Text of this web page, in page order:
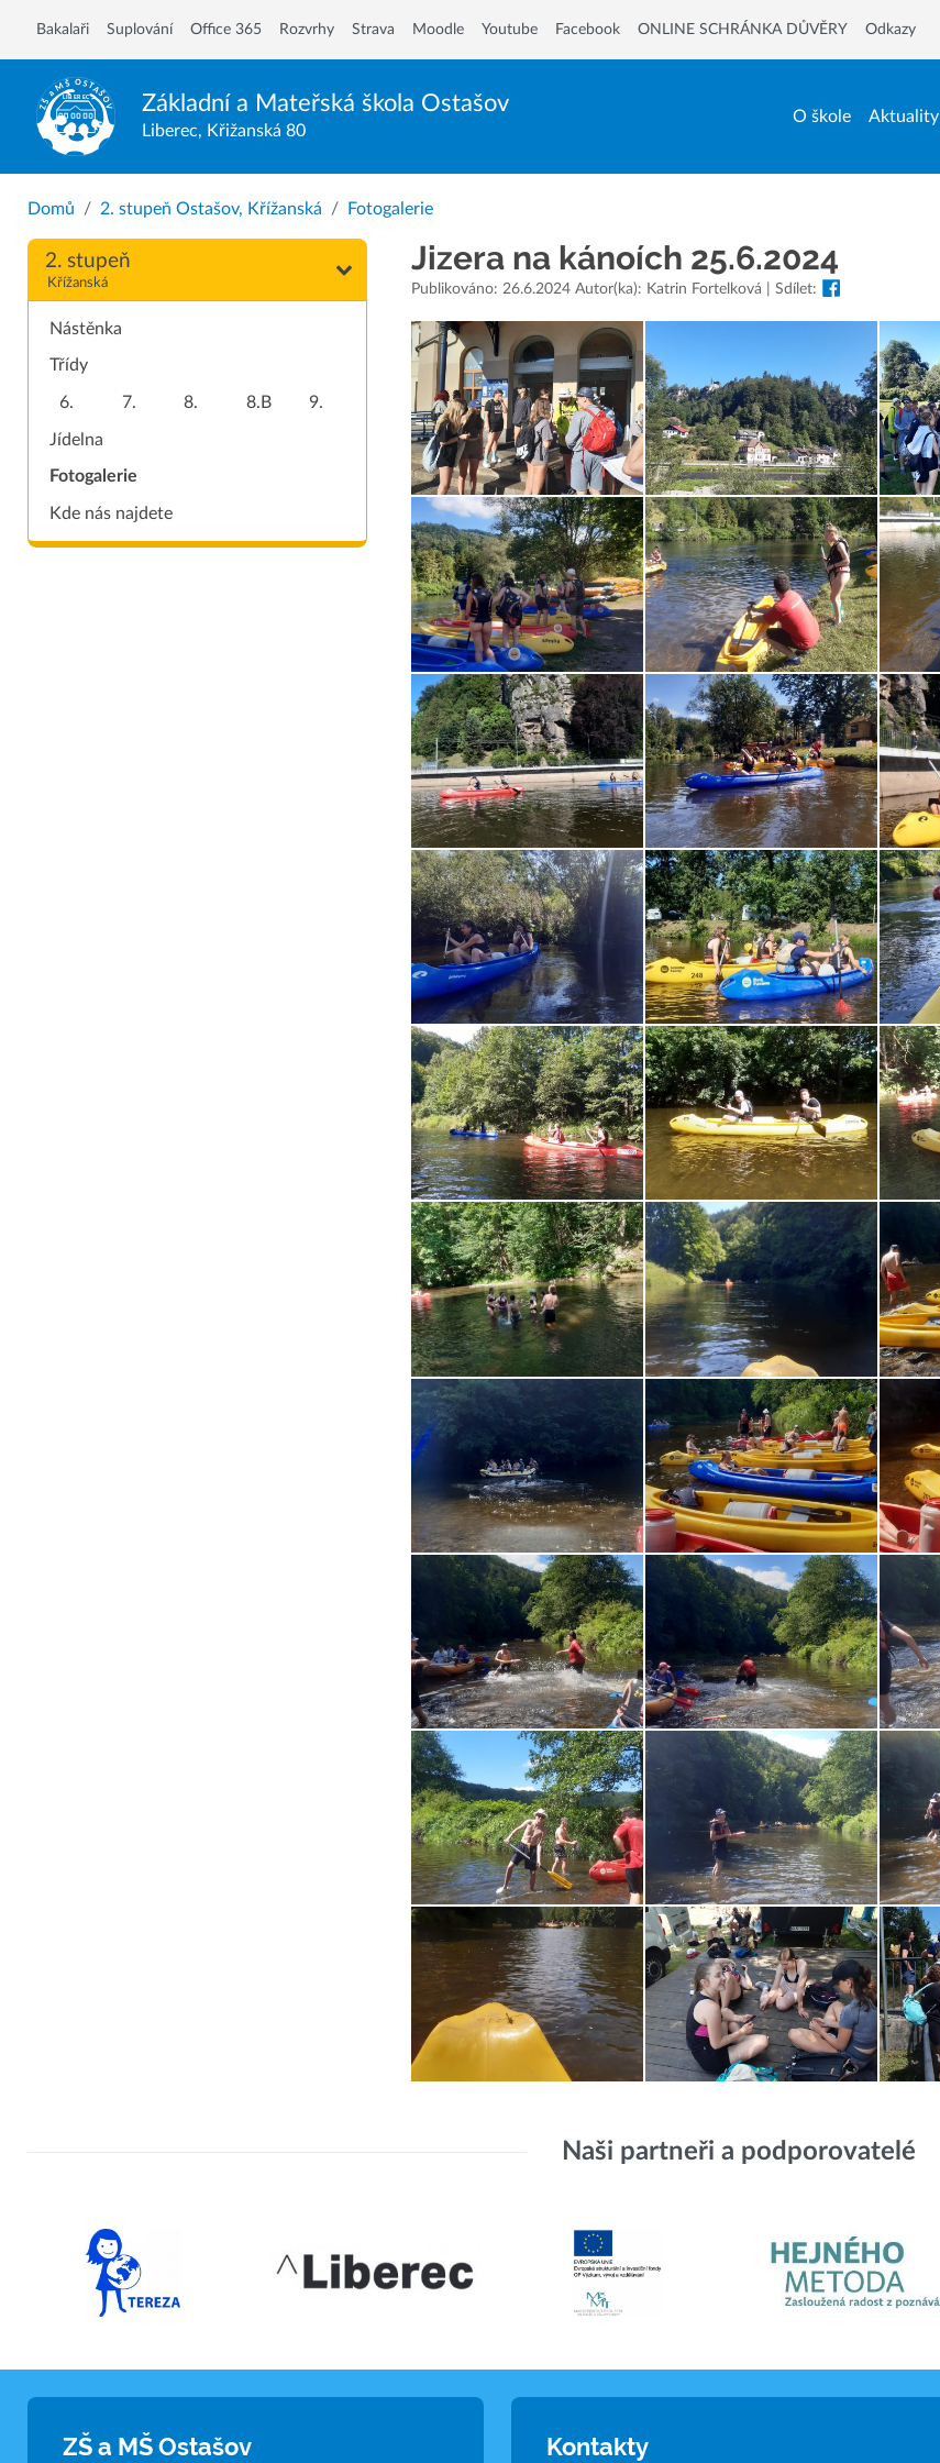
Základní a Mateřská škola Ostašov
Liberec, Křižanská 80
O škole Aktuality
Bakalaři Suplování Office 365 Rozvrhy Strava Moodle Youtube Facebook ONLINE SCHRÁNKA DŮVĚRY Odkazy
Domů 2. stupeň Ostašov, Křížanská Fotogalerie
2. stupeň
Křížanská
Nástěnka
Třídy
6. 7. 8. 8.B 9.
Jídelna
Fotogalerie
Kde nás najdete
Jizera na kánoích 25.6.2024
Publikováno: 26.6.2024 Autor(ka): Katrin Fortelková | Sdílet:
Naši partneři a podporovatelé
ZŠ a MŠ Ostašov Kontakty